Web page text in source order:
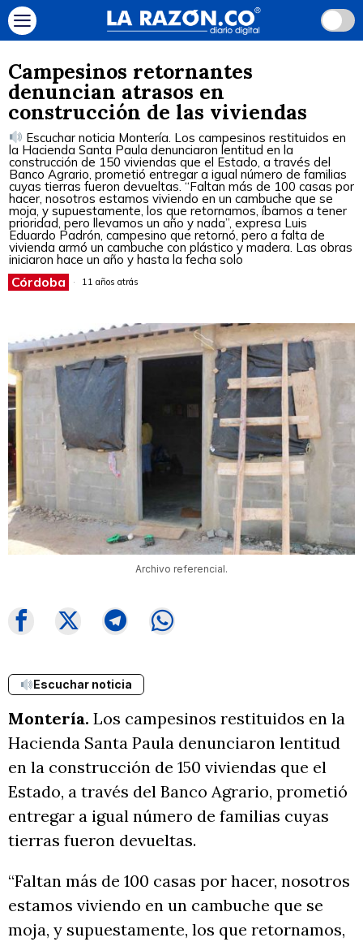
Campesinos retornantes
denuncian atrasos en
construcción de las viviendas
Escuchar noticia Montería. Los campesinos restituidos en
la Hacienda Santa Paula denunciaron lentitud en la
construcción de 150 viviendas que el Estado, a través del
Banco Agrario, prometió entregar a igual número de familias
cuyas tierras fueron devueltas. “Faltan más de 100 casas por
hacer, nosotros estamos viviendo en un cambuche que se
moja, y supuestamente, los que retornamos, íbamos a tener
prioridad, pero llevamos un año y nada”, expresa Luis
Eduardo Padrón, campesino que retornó, pero a falta de
vivienda armó un cambuche con plástico y madera. Las obras
iniciaron hace un año y hasta la fecha solo
Córdoba 11 años atrás
Archivo referencial.
Escuchar noticia
Montería. Los campesinos restituidos en la
Hacienda Santa Paula denunciaron lentitud
en la construcción de 150 viviendas que el
Estado, a través del Banco Agrario, prometió
entregar a igual número de familias cuyas
tierras fueron devueltas.
“Faltan más de 100 casas por hacer, nosotros
estamos viviendo en un cambuche que se
moja, y supuestamente, los que retornamos,